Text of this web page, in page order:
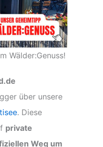
Wälder:Genuss!
über unsere
. Diese
private
Weg um